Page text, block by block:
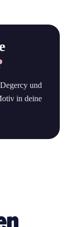
und
in deine